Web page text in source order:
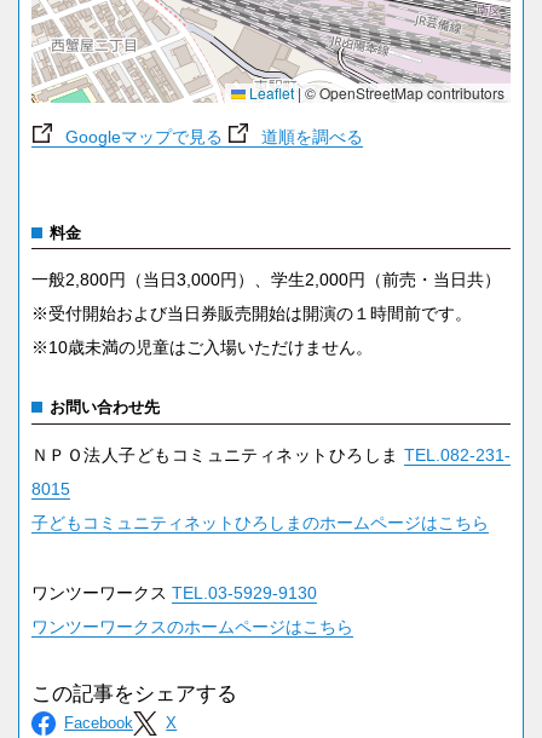
Leaflet |© OpenStreetMap contributors
Googleマップで見る 道順を調べる
料金
一般2,800円（当日3,000円）、学生2,000円（前売・当日共）
※受付開始および当日券販売開始は開演の１時間前です。
※10歳未満の児童はご入場いただけません。
お問い合わせ先
ＮＰＯ法人子どもコミュニティネットひろしまTEL.082-231-
8015
子どもコミュニティネットひろしまのホームページはこちら
ワンツーワークス TEL.03-5929-9130
ワンツーワークスのホームページはこちら